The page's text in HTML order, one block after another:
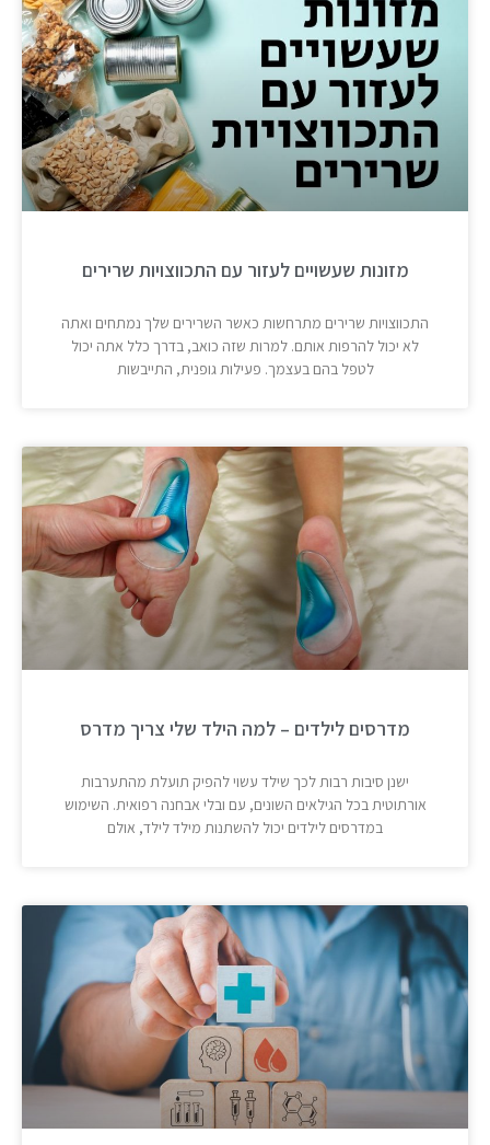
מזונות שעשויים לעזור עם התכווצויות שרירים
התכווצויות שרירים מתרחשות כאשר השרירים שלך נמתחים ואתה
לא יכול להרפות אותם. למרות שזה כואב, בדרך כלל אתה יכול
לטפל בהם בעצמך. פעילות גופנית, התייבשות
מדרסים לילדים – למה הילד שלי צריך מדרס
ישנן סיבות רבות לכך שילד עשוי להפיק תועלת מהתערבות
אורתוטית בכל הגילאים השונים, עם ובלי אבחנה רפואית. השימוש
במדרסים לילדים יכול להשתנות מילד לילד, אולם